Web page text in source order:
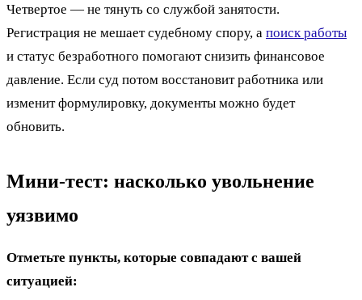
Четвертое — не тянуть со службой занятости.
Регистрация не мешает судебному спору, а поиск работы
и статус безработного помогают снизить финансовое
давление. Если суд потом восстановит работника или
изменит формулировку, документы можно будет
обновить.
Мини-тест: насколько увольнение
уязвимо
Отметьте пункты, которые совпадают с вашей
ситуацией: